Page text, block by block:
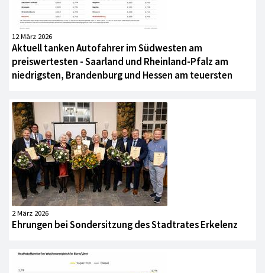
12 März 2026
Aktuell tanken Autofahrer im Südwesten am
preiswertesten - Saarland und Rheinland-Pfalz am
niedrigsten, Brandenburg und Hessen am teuersten
2 März 2026
Ehrungen bei Sondersitzung des Stadtrates Erkelenz